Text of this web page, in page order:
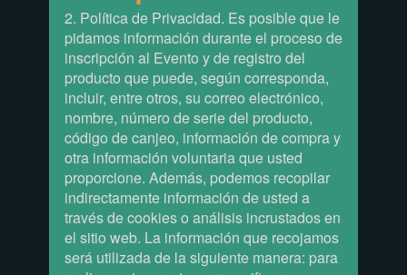
2. Política de Privacidad. Es posible que le
pidamos información durante el proceso de
inscripción al Evento y de registro del
producto que puede, según corresponda,
incluir, entre otros, su correo electrónico,
nombre, número de serie del producto,
código de canjeo, información de compra y
otra información voluntaria que usted
proporcione. Además, podemos recopilar
indirectamente información de usted a
través de cookies o análisis incrustados en
el sitio web. La información que recojamos
será utilizada de la siguiente manera: para